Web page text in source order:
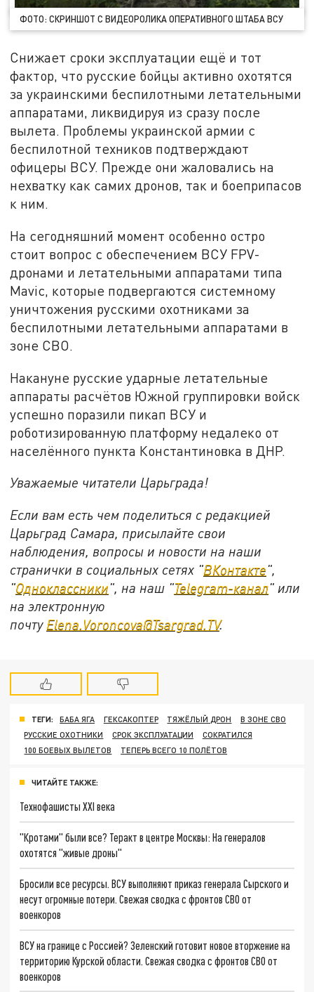
ФОТО: СКРИНШОТ С ВИДЕОРОЛИКА ОПЕРАТИВНОГО ШТАБА ВСУ
Снижает сроки эксплуатации ещё и тот
фактор, что русские бойцы активно охотятся
за украинскими беспилотными летательными
аппаратами, ликвидируя из сразу после
вылета. Проблемы украинской армии с
беспилотной техников подтверждают
офицеры ВСУ. Прежде они жаловались на
нехватку как самих дронов, так и боеприпасов
к ним.
На сегодняшний момент особенно остро
стоит вопрос с обеспечением ВСУ FPV-
дронами и летательными аппаратами типа
Mavic, которые подвергаются системному
уничтожения русскими охотниками за
беспилотными летательными аппаратами в
зоне СВО.
Накануне русские ударные летательные
аппараты расчётов Южной группировки войск
успешно поразили пикап ВСУ и
роботизированную платформу недалеко от
населённого пункта Константиновка в ДНР.
Уважаемые читатели Царьграда!
Если вам есть чем поделиться с редакцией
Царьград Самара, присылайте свои
наблюдения, вопросы и новости на наши
странички в социальных сетях "ВКонтакте",
"Одноклассники", на наш "Telegram-канал" или
на электронную
почту Elena.Voroncova@Tsargrad.TV.
ТЕГИ: БАБА ЯГА ГЕКСАКОПТЕР ТЯЖЁЛЫЙ ДРОН
В ЗОНЕ СВО
РУССКИЕ ОХОТНИКИ
СРОК ЭКСПЛУАТАЦИИ
СОКРАТИЛСЯ
100 БОЕВЫХ ВЫЛЕТОВ
ТЕПЕРЬ ВСЕГО 10 ПОЛЁТОВ
ЧИТАЙТЕ ТАКЖЕ:
Технофашисты XXI века
"Кротами" были все? Теракт в центре Москвы: На генералов
охотятся "живые дроны"
Бросили все ресурсы. ВСУ выполняют приказ генерала Сырского и
несут огромные потери. Свежая сводка с фронтов СВО от
военкоров
ВСУ на границе с Россией? Зеленский готовит новое вторжение на
территорию Курской области. Свежая сводка с фронтов СВО от
военкоров